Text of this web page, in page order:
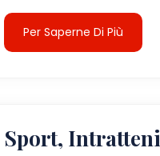
Per Saperne Di Più
Sport,